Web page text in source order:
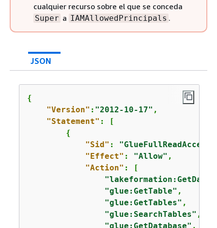
cualquier recurso sobre el que se conceda
Super a IAMAllowedPrincipals .
JSON
{
"Version" : "2012-10-17" ,
"Statement" : [
{
"Sid" : "GlueFullReadAccess"
"Effect" : "Allow" ,
"Action" : [
"glue:GetTable" ,
"glue:GetTables" ,
"glue:SearchTables" ,
"glue:GetDatabase" ,